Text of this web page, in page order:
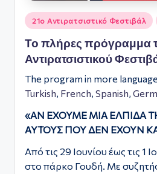
Αναρτήθηκε
σε
21ο Αντιρατσιστικό Φεστιβάλ
Το πλήρες πρόγραμμα
Αντιρατσιστικού
The program in more
Turkish, French, Spanish,
«ΑΝ ΕΧΟΥΜΕ ΜΙΑ ΕΛΠΙΔΑ
ΑΥΤΟΥΣ ΠΟΥ ΔΕΝ ΕΧΟΥΝ
Από τις 29 Ιουνίου έως τις 1
στο πάρκο Γουδή. Με